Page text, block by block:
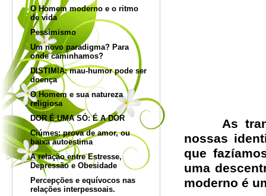
O Homem moderno e o ritmo
de vida
Pessimismo
Um novo paradigma? Para
onde caminhamos?
DISTIMIA: mau-humor pode ser
doença
O Homem e sua natureza
religiosa
DOR É UMA SÓ: É A DOR
Ciúmes: prova de amor, ou
baixa autoestima
A relação entre Estresse,
Depressão e Obesidade
Percepções e equívocos nas
relações interpessoais.
As
nossas
que
uma
moderno é